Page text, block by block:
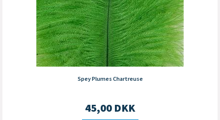
Spey Plumes Chartreuse
45,00 DKK